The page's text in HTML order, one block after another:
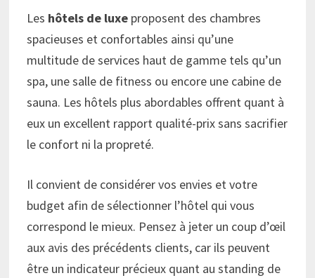
Les hôtels de luxe proposent des chambres
spacieuses et confortables ainsi qu’une
multitude de services haut de gamme tels qu’un
spa, une salle de fitness ou encore une cabine de
sauna. Les hôtels plus abordables offrent quant à
eux un excellent rapport qualité-prix sans sacrifier
le confort ni la propreté.
Il convient de considérer vos envies et votre
budget afin de sélectionner l’hôtel qui vous
correspond le mieux. Pensez à jeter un coup d’œil
aux avis des précédents clients, car ils peuvent
être un indicateur précieux quant au standing de